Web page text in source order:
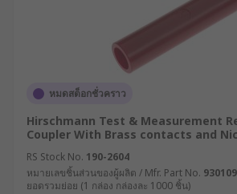
หมดสต็อกชั่วคราว
Hirschmann Test & Measurement
Coupler With Brass contacts and
RS Stock No. 190-2604
หมายเลขชิ้นส่วนของผู้ผลิต / Mfr. Part No.
ยอดรวมย่อย (1 กล่อง กล่องละ 1000 ชิ้น)